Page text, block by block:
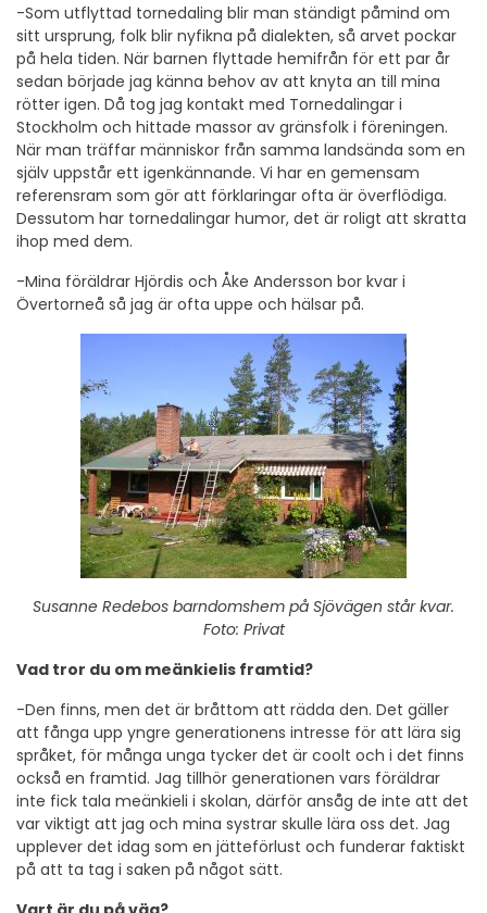
-Som utflyttad tornedaling blir man ständigt påmind om
sitt ursprung, folk blir nyfikna på dialekten, så arvet pockar
på hela tiden. När barnen flyttade hemifrån för ett par år
sedan började jag känna behov av att knyta an till mina
rötter igen. Då tog jag kontakt med Tornedalingar i
Stockholm och hittade massor av gränsfolk i föreningen.
När man träffar människor från samma landsända som en
själv uppstår ett igenkännande. Vi har en gemensam
referensram som gör att förklaringar ofta är överflödiga.
Dessutom har tornedalingar humor, det är roligt att skratta
ihop med dem.
-Mina föräldrar Hjördis och Åke Andersson bor kvar i
Övertorneå så jag är ofta uppe och hälsar på.
Susanne Redebos barndomshem på Sjövägen står kvar.
Foto: Privat
Vad tror du om meänkielis framtid?
-Den finns, men det är bråttom att rädda den. Det gäller
att fånga upp yngre generationens intresse för att lära sig
språket, för många unga tycker det är coolt och i det finns
också en framtid. Jag tillhör generationen vars föräldrar
inte fick tala meänkieli i skolan, därför ansåg de inte att det
var viktigt att jag och mina systrar skulle lära oss det. Jag
upplever det idag som en jätteförlust och funderar faktiskt
på att ta tag i saken på något sätt.